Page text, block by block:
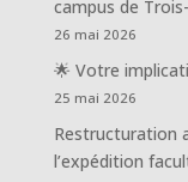
campus de
26 mai 2026
🌟 Votre
25 mai 2026
Restructuration
l’expédition